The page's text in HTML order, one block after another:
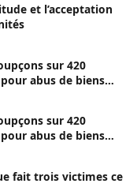
et l’acceptation
sur 420
abus de biens
sur 420
abus de biens
fait trois victimes ce